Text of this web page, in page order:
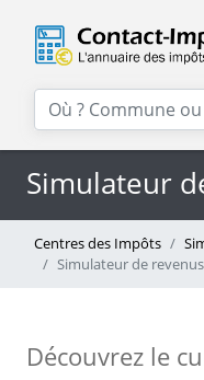
Simulateur
Centres des Impôts
Simulateur de
Découvrez le